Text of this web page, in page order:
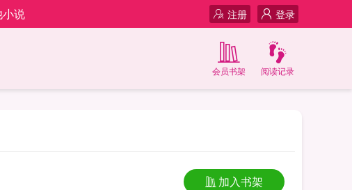
说 登录
注册
阅读记录
会员书架
加入书架